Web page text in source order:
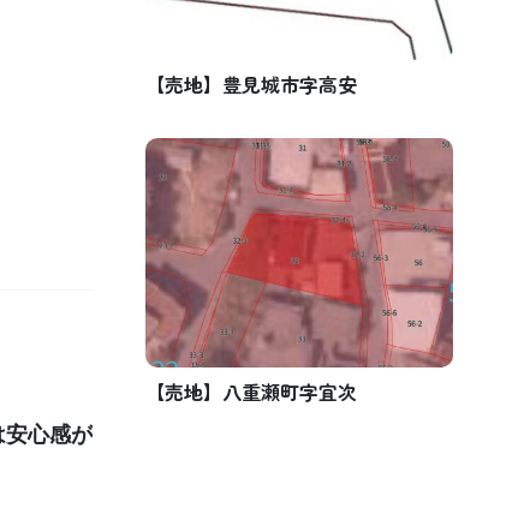
安心感が
【売地】豊見城市字高安
【売地】八重瀬町字宜次